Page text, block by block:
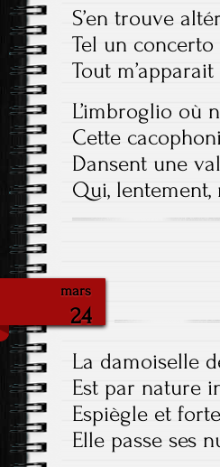
S’en trouve
Tel un
Tout
L’imbroglio où
Cette
Dansent une
Qui,
mars
24
La damoiselle
Est par nature
Espiègle et
Elle passe ses